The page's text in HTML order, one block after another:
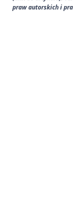
praw autorskich i